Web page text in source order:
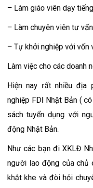
– Làm giáo viên dạy
– Làm chuyên viên tư
– Tự khởi nghiệp với vốn
Làm việc cho các doanh
Hiện nay rất nhiều địa
nghiệp FDI Nhật Bản (
sách tuyển dụng với
động Nhật Bản.
Như các bạn đi XKLĐ
người lao động của chủ
khắt khe và đòi hỏi